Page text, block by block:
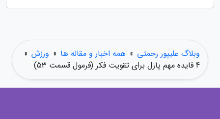
وبلاگ علیپور رحمتی » همه اخبار و مقاله ها » ورزش »
4 فایده مهم پازل برای تقویت فکر (فرمول قسمت 53)